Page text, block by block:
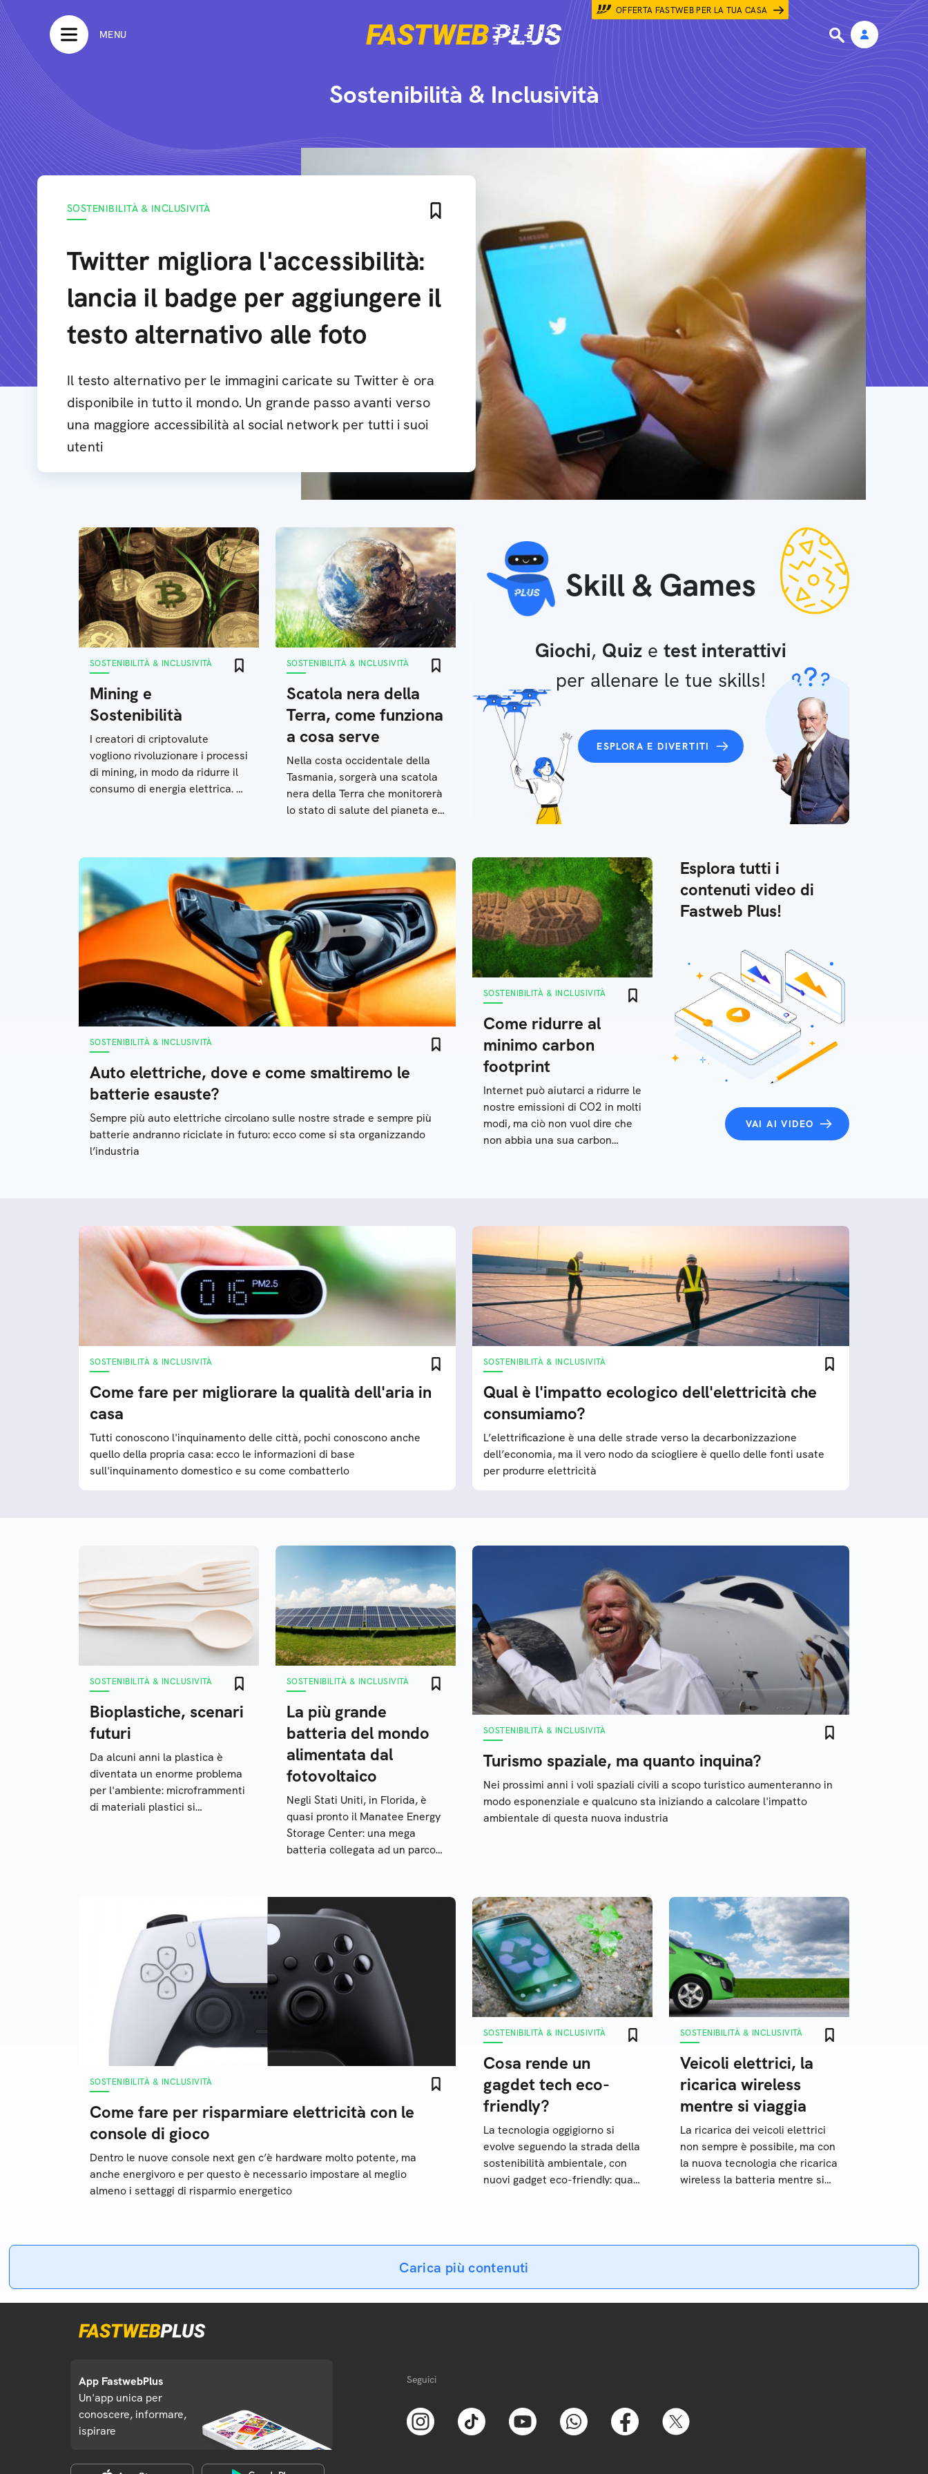
OFFERTA FASTWEB PER LA TUA CASA
MENU
Sostenibilità & Inclusività
SOSTENIBILITÀ & INCLUSIVITÀ
Twitter migliora l'accessibilità:
lancia il badge per aggiungere il
testo alternativo alle foto
Il testo alternativo per le immagini caricate su Twitter è ora
disponibile in tutto il mondo. Un grande passo avanti verso
una maggiore accessibilità al social network per tutti i suoi
utenti
SOSTENIBILITÀ & INCLUSIVITÀ
Mining e
Sostenibilità
I creatori di criptovalute
vogliono rivoluzionare i processi
di mining, in modo da ridurre il
consumo di energia elettrica. Le
SOSTENIBILITÀ & INCLUSIVITÀ
Scatola nera della
Terra, come funziona
a cosa serve
Nella costa occidentale della
Tasmania, sorgerà una scatola
nera della Terra che monitorerà
lo stato di salute del pianeta e
Skill & Games
Giochi, Quiz e test interattivi
per allenare le tue skills!
ESPLORA E DIVERTITI
SOSTENIBILITÀ & INCLUSIVITÀ
Auto elettriche, dove e come smaltiremo le
batterie esauste?
Sempre più auto elettriche circolano sulle nostre strade e sempre più
batterie andranno riciclate in futuro: ecco come si sta organizzando
l’industria
SOSTENIBILITÀ & INCLUSIVITÀ
Come ridurre al
minimo carbon
footprint
Internet può aiutarci a ridurre le
nostre emissioni di CO2 in molti
modi, ma ciò non vuol dire che
non abbia una sua carbon
Esplora tutti i
contenuti video di
Fastweb Plus!
VAI AI VIDEO
SOSTENIBILITÀ & INCLUSIVITÀ
Come fare per migliorare la qualità dell'aria in
casa
Tutti conoscono l'inquinamento delle città, pochi conoscono anche
quello della propria casa: ecco le informazioni di base
sull'inquinamento domestico e su come combatterlo
SOSTENIBILITÀ & INCLUSIVITÀ
Qual è l'impatto ecologico dell'elettricità che
consumiamo?
L’elettrificazione è una delle strade verso la decarbonizzazione
dell’economia, ma il vero nodo da sciogliere è quello delle fonti usate
per produrre elettricità
SOSTENIBILITÀ & INCLUSIVITÀ
Bioplastiche, scenari
futuri
Da alcuni anni la plastica è
diventata un enorme problema
per l'ambiente: microframmenti
di materiali plastici si
SOSTENIBILITÀ & INCLUSIVITÀ
La più grande
batteria del mondo
alimentata dal
fotovoltaico
Negli Stati Uniti, in Florida, è
quasi pronto il Manatee Energy
Storage Center: una mega
batteria collegata ad un parco
SOSTENIBILITÀ & INCLUSIVITÀ
Turismo spaziale, ma quanto inquina?
Nei prossimi anni i voli spaziali civili a scopo turistico aumenteranno in
modo esponenziale e qualcuno sta iniziando a calcolare l'impatto
ambientale di questa nuova industria
SOSTENIBILITÀ & INCLUSIVITÀ
Come fare per risparmiare elettricità con le
console di gioco
Dentro le nuove console next gen c’è hardware molto potente, ma
anche energivoro e per questo è necessario impostare al meglio
almeno i settaggi di risparmio energetico
SOSTENIBILITÀ & INCLUSIVITÀ
Cosa rende un
gagdet tech eco-
friendly?
La tecnologia oggigiorno si
evolve seguendo la strada della
sostenibilità ambientale, con
nuovi gadget eco-friendly: quali
SOSTENIBILITÀ & INCLUSIVITÀ
Veicoli elettrici, la
ricarica wireless
mentre si viaggia
La ricarica dei veicoli elettrici
non sempre è possibile, ma con
la nuova tecnologia che ricarica
wireless la batteria mentre si
Carica più contenuti
App FastwebPlus
Un'app unica per
conoscere, informare,
ispirare
Seguici